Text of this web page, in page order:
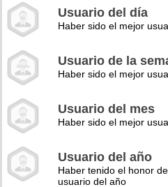
Usuario del día
Haber sido el mejor
Usuario de la
Haber sido el mejor
Usuario del mes
Haber sido el mejor
Usuario del año
Haber tenido el honor
usuario del año